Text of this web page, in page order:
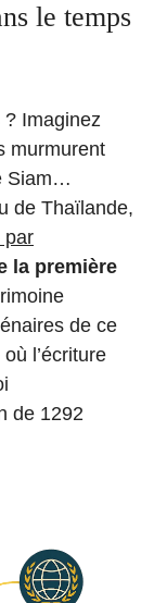
le temps
Imaginez
murmurent
Siam…
de Thaïlande,
par
la première
de ce
l’écriture
de 1292